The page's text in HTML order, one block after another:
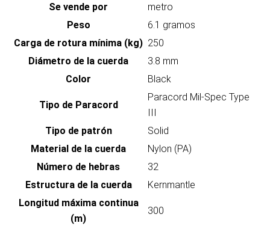
Se vende por
metro
Peso
6.1 gramos
Carga de rotura mínima (kg) 250
Diámetro de la cuerda
3.8 mm
Color
Black
Tipo de Paracord
Paracord Mil-Spec Type
III
Tipo de patrón
Solid
Material de la cuerda
Nylon (PA)
Número de hebras
32
Estructura de la cuerda
Kernmantle
Longitud máxima continua
(m)
300